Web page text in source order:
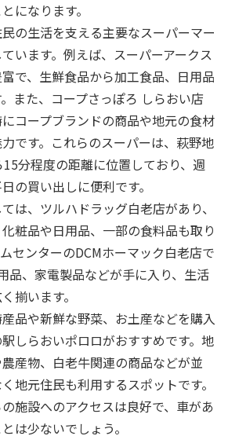
になります。
の生活を支える主要なスーパーマー
います。例えば、スーパーアークス
で、生鮮食品から加工食品、日用品
また、コープさっぽろ しらおい店
コープブランドの商品や地元の食材
です。これらのスーパーは、萩野地
分程度の距離に位置しており、週
の買い出しに便利です。
は、ツルハドラッグ白老店があり、
粧品や日用品、一部の食料品も取り
センターのDCMホーマック白老店で
品、家電製品などが手に入り、生活
揃います。
品や新鮮な野菜、お土産などを購入
しらおいポロロがおすすめです。地
産物、白老牛関連の商品などが並
地元住民も利用するスポットです。
施設へのアクセスは良好で、車があ
は少ないでしょう。